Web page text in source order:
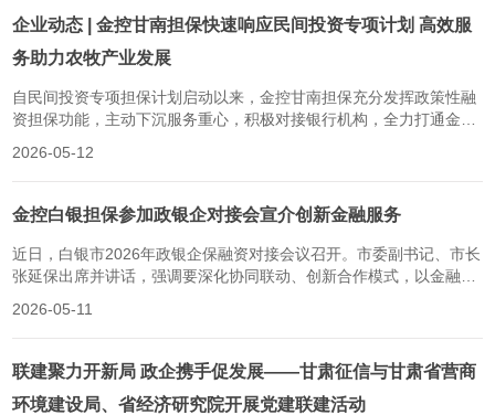
企业动态 | 金控甘南担保快速响应民间投资专项计划 高效服
务助力农牧产业发展
自民间投资专项担保计划启动以来，金控甘南担保充分发挥政策性融
资担保功能，主动下沉服务重心，积极对接银行机构，全力打通金融
投资专项担保业务，成功为夏河县达麦乡当浪沟蓝天奶牛养殖牧民专
业合作社提供融资担保支持，以高效服务为农牧民扩大生产注入发展
活水。该合作社立足牧区发展...
2026-05-12
金控白银担保参加政银企对接会宣介创新金融服务
近日，白银市2026年政银企保融资对接会议召开。市委副书记、市长
张延保出席并讲话，强调要深化协同联动、创新合作模式，以金融赋
会，现场推介特色金融产品、分享创新实践。会上，金控白银担立足
服务实体经济主责主业，聚焦中小微企业融资痛点，介绍定制化担保
产品，通过简化审批流程、压降...
2026-05-11
联建聚力开新局 政企携手促发展——甘肃征信与甘肃省营商
环境建设局、省经济研究院开展党建联建活动